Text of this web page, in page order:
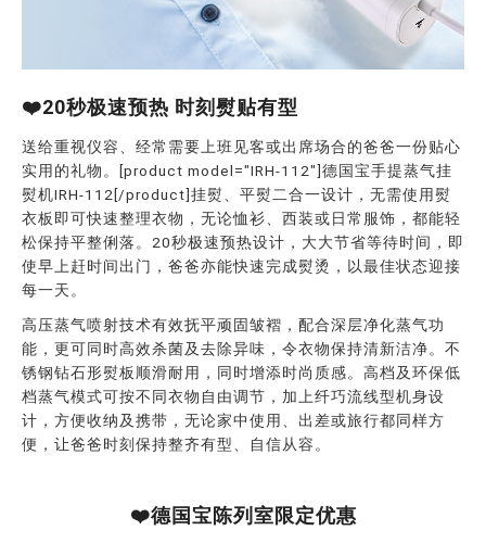
❤️20秒极速预热 时刻熨贴有型
送给重视仪容、经常需要上班见客或出席场合的爸爸一份贴心
实用的礼物。[product model="IRH-112"]德国宝手提蒸气挂
熨机IRH-112[/product]挂熨、平熨二合一设计，无需使用熨
衣板即可快速整理衣物，无论恤衫、西装或日常服饰，都能轻
松保持平整俐落。20秒极速预热设计，大大节省等待时间，即
使早上赶时间出门，爸爸亦能快速完成熨烫，以最佳状态迎接
每一天。
高压蒸气喷射技术有效抚平顽固皱褶，配合深层净化蒸气功
能，更可同时高效杀菌及去除异味，令衣物保持清新洁净。不
锈钢钻石形熨板顺滑耐用，同时增添时尚质感。高档及环保低
档蒸气模式可按不同衣物自由调节，加上纤巧流线型机身设
计，方便收纳及携带，无论家中使用、出差或旅行都同样方
便，让爸爸时刻保持整齐有型、自信从容。
❤️德国宝陈列室限定优惠